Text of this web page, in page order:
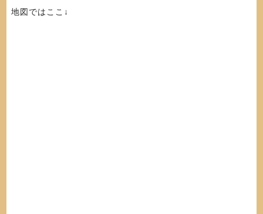
地図ではここ↓